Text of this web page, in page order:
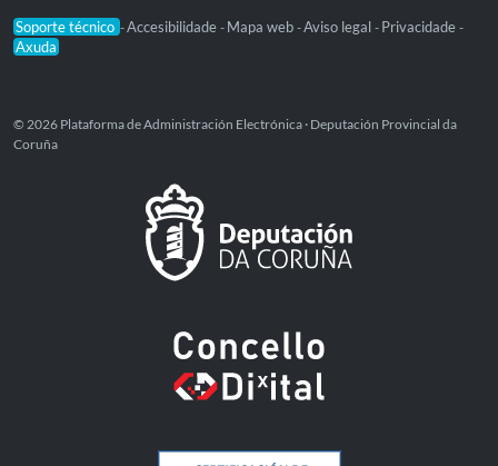
Soporte técnico -Accesibilidade - Mapa web -Aviso legal - Privacidade -
Axuda
© 2026 Plataforma de Administración Electrónica · Deputación Provincial da
Coruña